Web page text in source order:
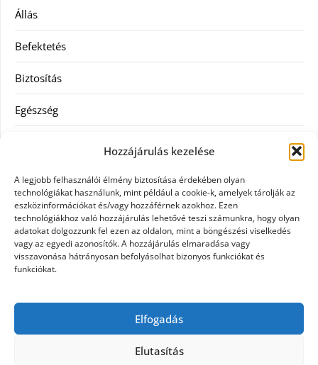
Hozzájárulás kezelése
A legjobb felhasználói élmény biztosítása érdekében olyan
technológiákat használunk, mint például a cookie-k, amelyek tárolják az
eszközinformációkat és/vagy hozzáférnek azokhoz. Ezen
technológiákhoz való hozzájárulás lehetővé teszi számunkra, hogy olyan
adatokat dolgozzunk fel ezen az oldalon, mint a böngészési viselkedés
vagy az egyedi azonosítók. A hozzájárulás elmaradása vagy
visszavonása hátrányosan befolyásolhat bizonyos funkciókat és
funkciókat.
Elfogadás
Elutasítás
Állás
Befektetés
Biztosítás
Egészség
Ingatlan
Művészetek és szórakozás
Múzeumok
Szolgáltatás
Szórakozás
Webáruház